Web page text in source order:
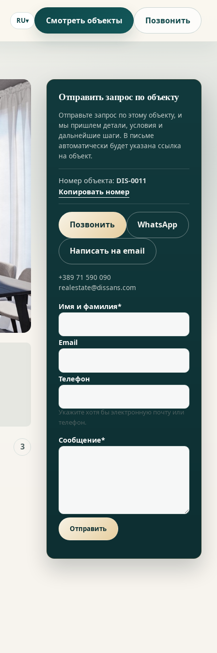
RU Смотреть объекты Позвонить
3
Отправить запрос по объекту
Отправьте запрос по этому объекту, и
мы пришлем детали, условия и
дальнейшие шаги. В письме
автоматически будет указана ссылка
на объект.
Номер объекта: DIS-0011
Копировать номер
Позвонить WhatsApp
Написать на email
+389 71 590 090
realestate@dissans.com
Имя и фамилия*
Email
Телефон
Укажите хотя бы электронную почту или
телефон.
Сообщение*
Отправить